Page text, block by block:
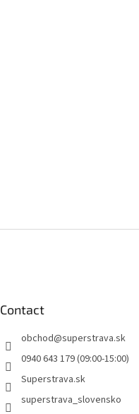
Contact
obchod@superstrava.sk
0940 643 179 (09:00-15:00)
Superstrava.sk
superstrava_slovensko